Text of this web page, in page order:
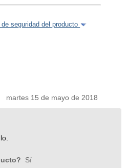
seguridad del producto
15 de mayo de 2018
Sí